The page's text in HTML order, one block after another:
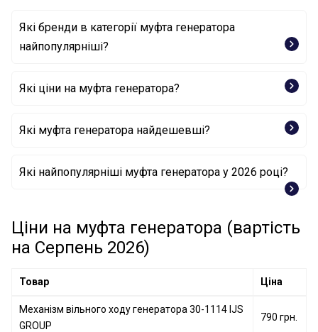
Які бренди в категорії муфта генератора
найпопулярніші?
INA
Які ціни на муфта генератора?
Які муфта генератора найдешевші?
TOYOTA
Механізм вільного ходу генератора 940111420007
MAGNETI MARELLI
Які найпопулярніші муфта генератора у 2026 році?
INA
Механізм вільного ходу генератора 535 0137 10
INA
INA
Механізм вільного ходу генератора 535 0214 10
INA
Ціни на муфта генератора (вартість
на Серпень 2026)
Товар Ціна
Механізм вільного ходу генератора 30-1114 IJS
GROUP
790 грн.